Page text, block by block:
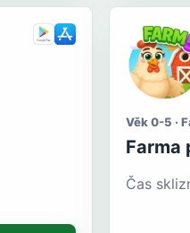
Věk 0-5 ·
Farma
Čas